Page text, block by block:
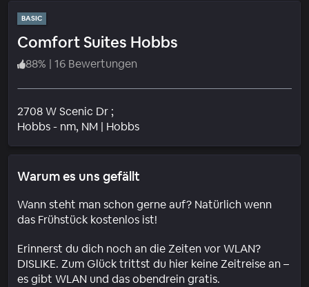
BASIC
Comfort Suites Hobbs
88% | 16 Bewertungen
2708 W Scenic Dr ;
Hobbs - nm, NM | HobbsWohngebiet
Warum es uns gefällt
Wann steht man schon gerne auf? Natürlich wenn
das Frühstück kostenlos ist!
Erinnerst du dich noch an die Zeiten vor WLAN?
DISLIKE. Zum Glück trittst du hier keine Zeitreise an –
es gibt WLAN und das obendrein gratis.